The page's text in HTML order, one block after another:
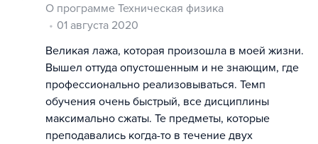
О программе Техническая физика
01 августа 2020
Великая лажа, которая произошла в моей жизни.
Вышел оттуда опустошенным и не знающим, где
профессионально реализовываться. Темп
обучения очень быстрый, все дисциплины
максимально сжаты. Те предметы, которые
преподавались когда-то в течение двух